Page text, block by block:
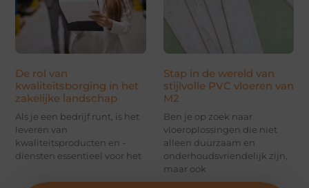
De rol van
kwaliteitsborging in het
zakelijke landschap
Als je een bedrijf runt, is het
leveren van
kwaliteitsproducten en -
diensten essentieel voor het
Stap in de wereld van
stijlvolle PVC vloeren van
M2
Ben je op zoek naar
vloeroplossingen die niet
alleen duurzaam en
onderhoudsvriendelijk zijn,
maar ook